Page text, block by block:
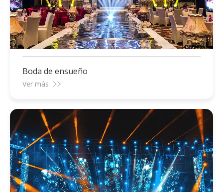
Boda de ensueño
Ver más